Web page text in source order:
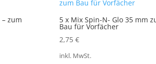
– zum 5 x Mix Spin-N- Glo 35 mm
Bau für Vorfächer
2,75 €
inkl. MwSt.